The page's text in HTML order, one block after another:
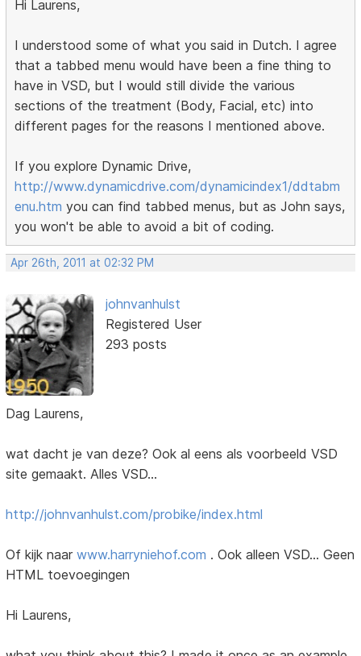
Hi Laurens,
I understood some of what you said in Dutch. I agree
that a tabbed menu would have been a fine thing to
have in VSD, but I would still divide the various
sections of the treatment (Body, Facial, etc) into
different pages for the reasons I mentioned above.
If you explore Dynamic Drive,
http://www.dynamicdrive.com/dynamicindex1/ddtabm
enu.htm you can find tabbed menus, but as John says,
you won't be able to avoid a bit of coding.
Apr 26th, 2011 at 02:32 PM
johnvanhulst
Registered User
293 posts
Dag Laurens,
wat dacht je van deze? Ook al eens als voorbeeld VSD
site gemaakt. Alles VSD...
http://johnvanhulst.com/probike/index.html
Of kijk naarwww.harryniehof.com . Ook alleen VSD... Geen
HTML toevoegingen
Hi Laurens,